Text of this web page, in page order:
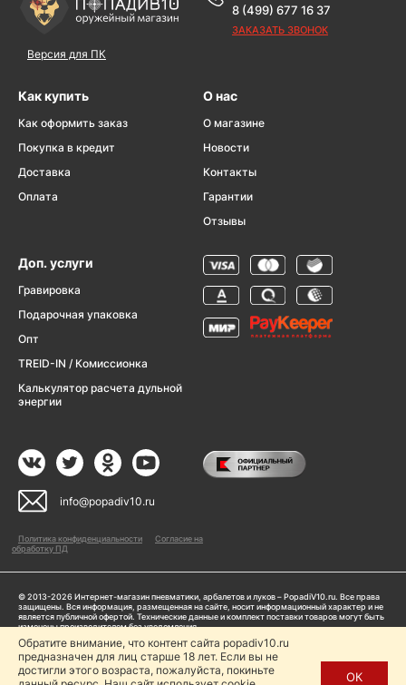
Версия для ПК
8 (499) 677 16 37
ЗАКАЗАТЬ ЗВОНОК
Как купить
Как оформить заказ
Покупка в кредит
Доставка
Оплата
О нас
О магазине
Новости
Контакты
Гарантии
Отзывы
Доп. услуги
Гравировка
Подарочная упаковка
Опт
TREID-IN / Комиссионка
Калькулятор расчета дульной
энергии
info@popadiv10.ru
Политика конфиденциальности
Согласие на
обработку ПД
© 2013-2026 Интернет-магазин пневматики, арбалетов и луков – PopadiV10.ru. Все права
защищены. Вся информация, размещенная на сайте, носит информационный характер и не
является публичной офертой. Технические данные и комплект поставки товаров могут быть
изменены производителем без уведомления
Пользуясь сайтом Popadiv10.ru, пользователь автоматически соглашается с условиями,
прописанными в
Политике конфиденциальности
Копирование любой информации (тексты, фото, видео и др.) с сайта Popadiv10 запрещено,
Обратите внимание, что контент сайта popadiv10.ru
предназначен для лиц старше 18 лет. Если вы не
достигли этого возраста, пожалуйста, покиньте
ОК